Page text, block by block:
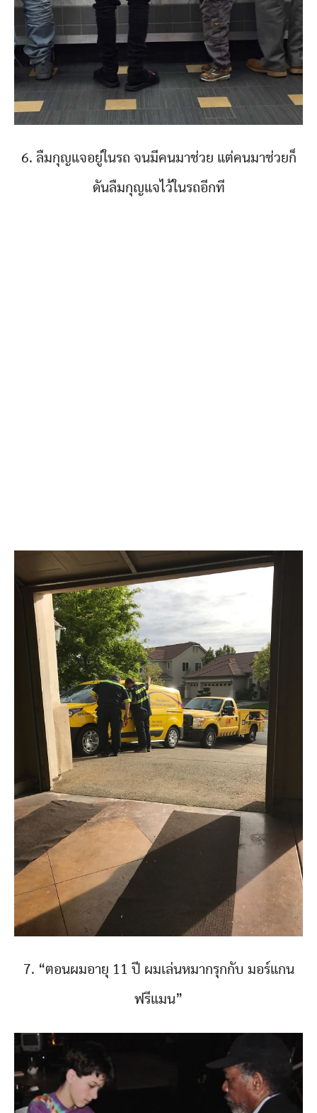
6. ลืมกุญแจอยู่ในรถ จนมีคนมาช่วย แต่คนมาช่วยก็
ดันลืมกุญแจไว้ในรถอีกที
7. “ตอนผมอายุ 11 ปี ผมเล่นหมากรุกกับ มอร์แกน
ฟรีแมน”